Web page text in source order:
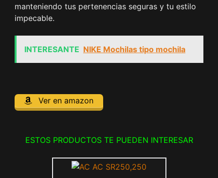
manteniendo tus pertenencias seguras y tu estilo
impecable.
INTERESANTE NIKE Mochilas tipo mochila
Ver en amazon
ESTOS PRODUCTOS TE PUEDEN INTERESAR